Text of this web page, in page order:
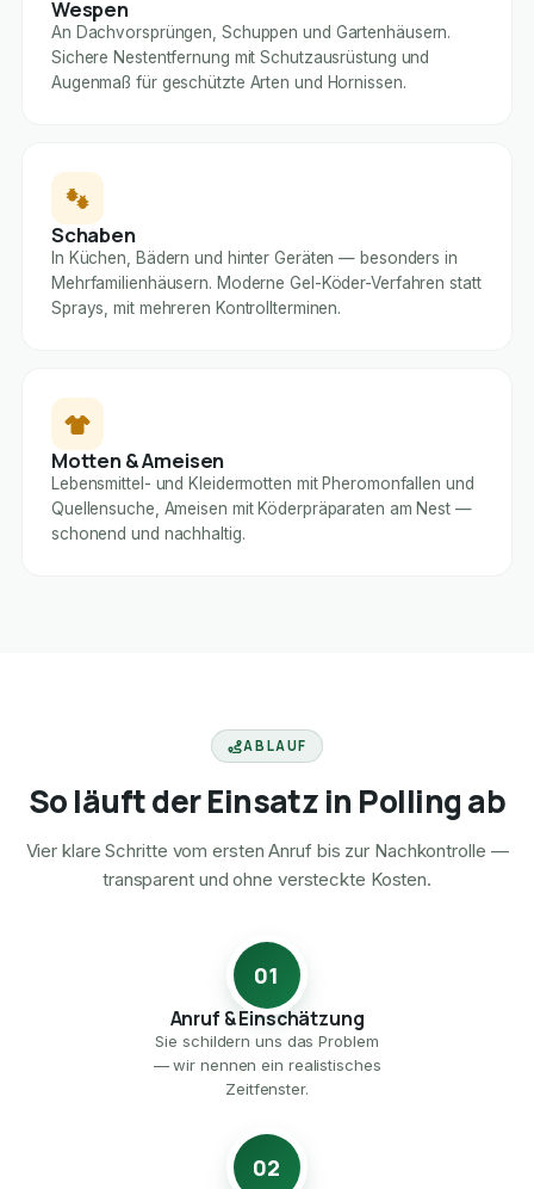
Wespen
An Dachvorsprüngen, Schuppen und Gartenhäusern.
Sichere Nestentfernung mit Schutzausrüstung und
Augenmaß für geschützte Arten und Hornissen.
Schaben
In Küchen, Bädern und hinter Geräten — besonders in
Mehrfamilienhäusern. Moderne Gel-Köder-Verfahren statt
Sprays, mit mehreren Kontrollterminen.
Motten & Ameisen
Lebensmittel- und Kleidermotten mit Pheromonfallen und
Quellensuche, Ameisen mit Köderpräparaten am Nest —
schonend und nachhaltig.
ABLAUF
So läuft der Einsatz in Polling ab
Vier klare Schritte vom ersten Anruf bis zur Nachkontrolle —
transparent und ohne versteckte Kosten.
01
Anruf & Einschätzung
Sie schildern uns das Problem
— wir nennen ein realistisches
Zeitfenster.
02